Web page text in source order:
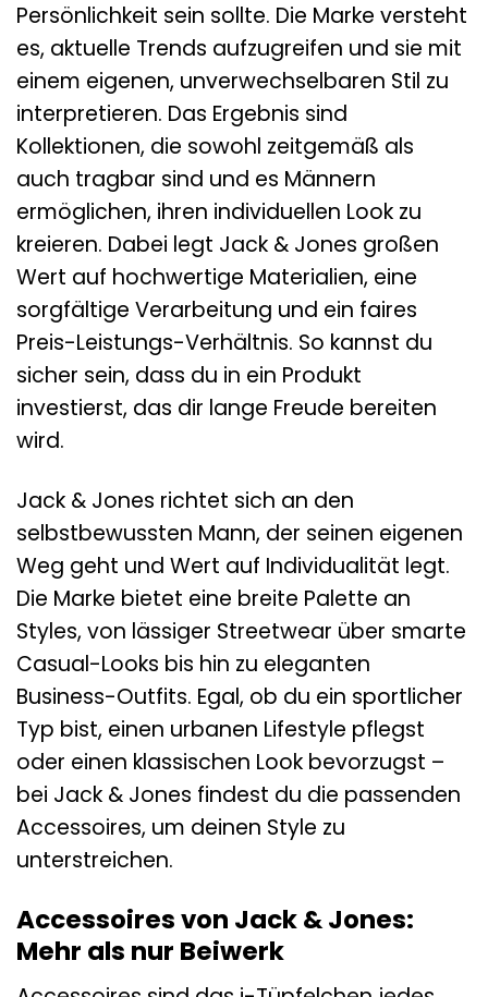
Persönlichkeit sein sollte. Die Marke versteht
es, aktuelle Trends aufzugreifen und sie mit
einem eigenen, unverwechselbaren Stil zu
interpretieren. Das Ergebnis sind
Kollektionen, die sowohl zeitgemäß als
auch tragbar sind und es Männern
ermöglichen, ihren individuellen Look zu
kreieren. Dabei legt Jack & Jones großen
Wert auf hochwertige Materialien, eine
sorgfältige Verarbeitung und ein faires
Preis-Leistungs-Verhältnis. So kannst du
sicher sein, dass du in ein Produkt
investierst, das dir lange Freude bereiten
wird.
Jack & Jones richtet sich an den
selbstbewussten Mann, der seinen eigenen
Weg geht und Wert auf Individualität legt.
Die Marke bietet eine breite Palette an
Styles, von lässiger Streetwear über smarte
Casual-Looks bis hin zu eleganten
Business-Outfits. Egal, ob du ein sportlicher
Typ bist, einen urbanen Lifestyle pflegst
oder einen klassischen Look bevorzugst –
bei Jack & Jones findest du die passenden
Accessoires, um deinen Style zu
unterstreichen.
Accessoires von Jack & Jones:
Mehr als nur Beiwerk